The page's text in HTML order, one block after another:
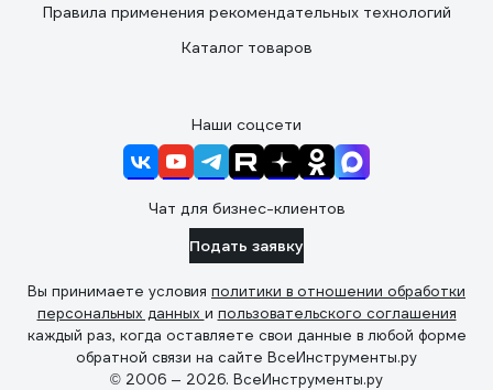
Правила применения рекомендательных технологий
Каталог товаров
Наши соцсети
Чат для бизнес-клиентов
Подать заявку
Вы принимаете условия политики в отношении обработки
персональных данных и пользовательского соглашения
каждый раз, когда оставляете свои данные в любой форме
обратной связи на сайте ВсеИнструменты.ру
© 2006 — 2026. ВсеИнструменты.ру